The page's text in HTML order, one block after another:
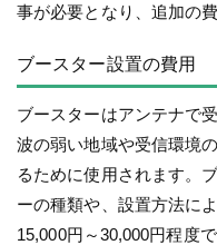
事が必要となり、追加の
ブースター設置の費用
ブースターはアンテナで
波の弱い地域や受信環境
るために使用されます。
ーの種類や、設置方法に
15,000円～30,000円程度